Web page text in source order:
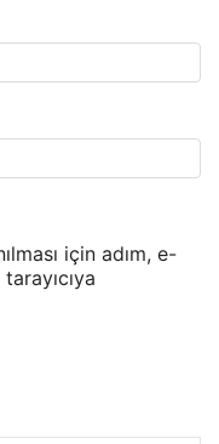
için adım, e-